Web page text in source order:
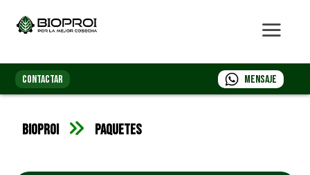
CONTACTAR Mensaje
Bioproi Paquetes